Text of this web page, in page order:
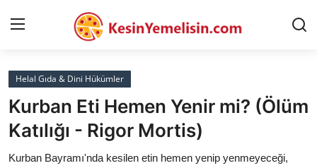
AnaSayfa
Gizlilik Sözleşmesi
Rüya Tabirleri
Helal Gıda & Dini Hükümler
Kurban Eti Hemen Yenir mi? (Ölüm
Katılığı - Rigor Mortis)
Kurban Bayramı'nda kesilen etin hemen yenip yenmeyeceği,